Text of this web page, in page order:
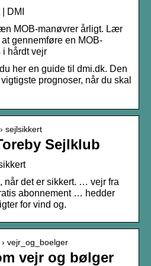
DMI
MOB-manøvrer årligt. Lær
gennemføre en MOB-
hårdt vejr
her en guide til dmi.dk. Den
prognoser, når du skal
sejlsikkert
Sejlklub
når det er sikkert. … vejr fra
abonnement … hedder
for vind og.
vejr_og_boelger
vejr og bølger